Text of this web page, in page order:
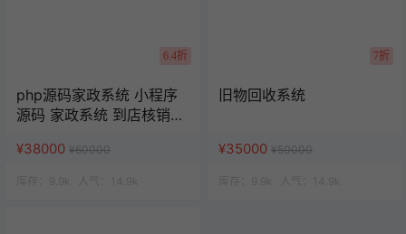
6.4折
php源码家政系统 小程序
源码 家政系统 到店核销系
¥38000 ¥60000
7折
旧物回收系统
¥35000 ¥50000